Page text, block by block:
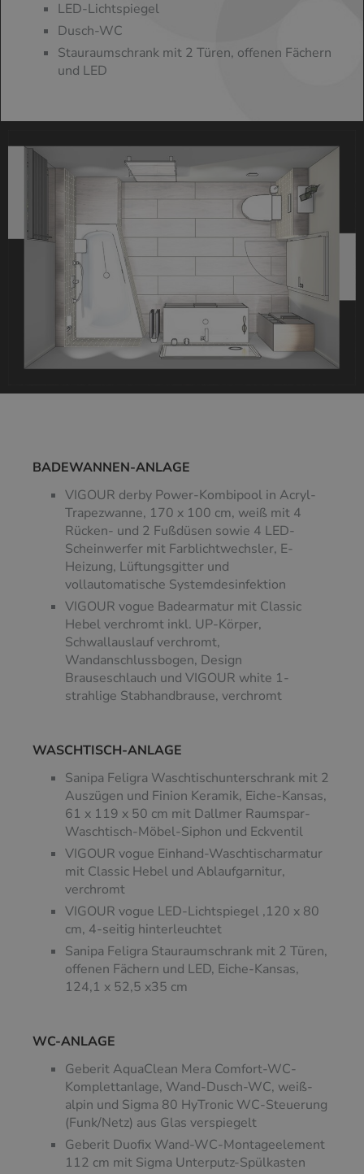
LED-Lichtspiegel
Dusch-WC
Stauraumschrank mit 2 Türen, offenen Fächern
und LED
BADEWANNEN-ANLAGE
VIGOUR derby Power-Kombipool in Acryl-
Trapezwanne, 170 x 100 cm, weiß mit 4
Rücken- und 2 Fußdüsen sowie 4 LED-
Scheinwerfer mit Farblichtwechsler, E-
Heizung, Lüftungsgitter und
vollautomatische Systemdesinfektion
VIGOUR vogue Badearmatur mit Classic
Hebel verchromt inkl. UP-Körper,
Schwallauslauf verchromt,
Wandanschlussbogen, Design
Brauseschlauch und VIGOUR white 1-
strahlige Stabhandbrause, verchromt
WASCHTISCH-ANLAGE
Sanipa Feligra Waschtischunterschrank mit 2
Auszügen und Finion Keramik, Eiche-Kansas,
61 x 119 x 50 cm mit Dallmer Raumspar-
Waschtisch-Möbel-Siphon und Eckventil
VIGOUR vogue Einhand-Waschtischarmatur
mit Classic Hebel und Ablaufgarnitur,
verchromt
VIGOUR vogue LED-Lichtspiegel ,120 x 80
cm, 4-seitig hinterleuchtet
Sanipa Feligra Stauraumschrank mit 2 Türen,
offenen Fächern und LED, Eiche-Kansas,
124,1 x 52,5 x35 cm
WC-ANLAGE
Geberit AquaClean Mera Comfort-WC-
Komplettanlage, Wand-Dusch-WC, weiß-
alpin und Sigma 80 HyTronic WC-Steuerung
(Funk/Netz) aus Glas verspiegelt
Geberit Duofix Wand-WC-Montageelement
112 cm mit Sigma Unterputz-Spülkasten